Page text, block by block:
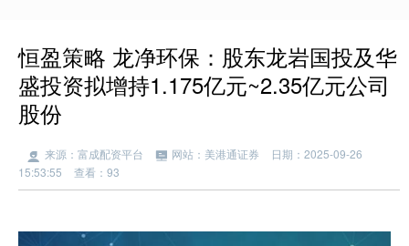
恒盈策略 龙净环保：股东龙岩国投及华
盛投资拟增持1.175亿元~2.35亿元公司
股份
来源：富成配资平台 网站：美港通证券
日期：2025-09-26
15:53:55
查看：93